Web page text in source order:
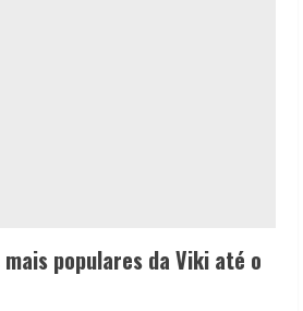
populares da Viki até o